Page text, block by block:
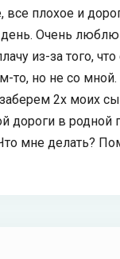
плохое и
Очень
из-за того,
то, но не со
2х моих
дороги в
мне делать?